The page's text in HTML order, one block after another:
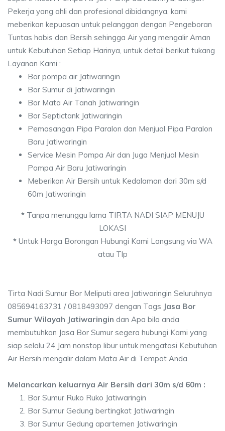
Pekerja yang ahli dan profesional dibidangnya, kami
meberikan kepuasan untuk pelanggan dengan Pengeboran
Tuntas habis dan Bersih sehingga Air yang mengalir Aman
untuk Kebutuhan Setiap Harinya, untuk detail berikut tukang
Layanan Kami :
Bor pompa air Jatiwaringin
Bor Sumur di Jatiwaringin
Bor Mata Air Tanah Jatiwaringin
Bor Septictank Jatiwaringin
Pemasangan Pipa Paralon dan Menjual Pipa Paralon
Baru Jatiwaringin
Service Mesin Pompa Air dan Juga Menjual Mesin
Pompa Air Baru Jatiwaringin
Meberikan Air Bersih untuk Kedalaman dari 30m s/d
60m Jatiwaringin
*Tanpa menunggu lama TIRTA NADI SIAP MENUJU
LOKASI
*Untuk Harga Borongan Hubungi Kami Langsung via WA
atau Tlp
Tirta Nadi Sumur Bor Meliputi area Jatiwaringin Seluruhnya
085694163731 / 0818493097 dengan Tags Jasa Bor
Sumur Wilayah Jatiwaringin dan Apa bila anda
membutuhkan Jasa Bor Sumur segera hubungi Kami yang
siap selalu 24 Jam nonstop libur untuk mengatasi Kebutuhan
Air Bersih mengalir dalam Mata Air di Tempat Anda.
Melancarkan keluarnya Air Bersih dari 30m s/d 60m :
Bor Sumur Ruko Ruko Jatiwaringin
Bor Sumur Gedung bertingkat Jatiwaringin
Bor Sumur Gedung apartemen Jatiwaringin